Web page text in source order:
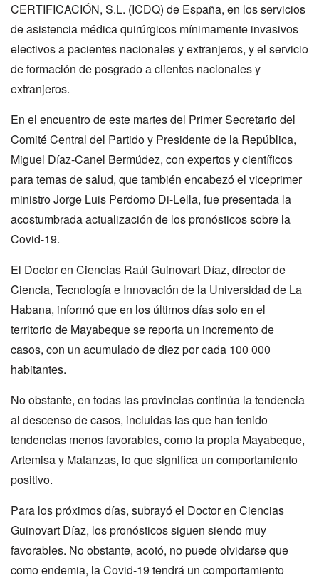
CERTIFICACIÓN, S.L. (ICDQ) de España, en los servicios
de asistencia médica quirúrgicos mínimamente invasivos
electivos a pacientes nacionales y extranjeros, y el servicio
de formación de posgrado a clientes nacionales y
extranjeros.
En el encuentro de este martes del Primer Secretario del
Comité Central del Partido y Presidente de la República,
Miguel Díaz-Canel Bermúdez, con expertos y científicos
para temas de salud, que también encabezó el viceprimer
ministro Jorge Luis Perdomo Di-Lella, fue presentada la
acostumbrada actualización de los pronósticos sobre la
Covid-19.
El Doctor en Ciencias Raúl Guinovart Díaz, director de
Ciencia, Tecnología e Innovación de la Universidad de La
Habana, informó que en los últimos días solo en el
territorio de Mayabeque se reporta un incremento de
casos, con un acumulado de diez por cada 100 000
habitantes.
No obstante, en todas las provincias continúa la tendencia
al descenso de casos, incluidas las que han tenido
tendencias menos favorables, como la propia Mayabeque,
Artemisa y Matanzas, lo que significa un comportamiento
positivo.
Para los próximos días, subrayó el Doctor en Ciencias
Guinovart Díaz, los pronósticos siguen siendo muy
favorables. No obstante, acotó, no puede olvidarse que
como endemia, la Covid-19 tendrá un comportamiento